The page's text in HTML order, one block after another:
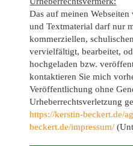
Das auf meinen
und Textmaterial darf nur
kommerziellen,
vervielfältigt, bearbeitet,
hochgeladen bzw.
kontaktieren Sie mich
Veröffentlichung ohne
Urheberrechtsverletzung
https://kerstin-beckert.de/
beckert.de/impressum/